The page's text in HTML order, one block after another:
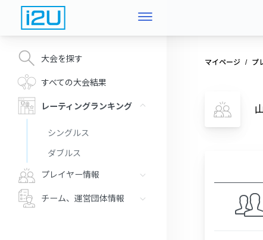
大会を探す
すべての大会結果
レーティングランキング
シングルス
ダブルス
プレイヤー情報
チーム、運営団体情報
マイページ プ